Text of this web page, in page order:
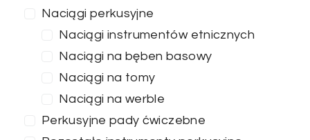
Naciągi perkusyjne
Naciągi instrumentów etnicznych
Naciągi na bęben basowy
Naciągi na tomy
Naciągi na werble
Perkusyjne pady ćwiczebne